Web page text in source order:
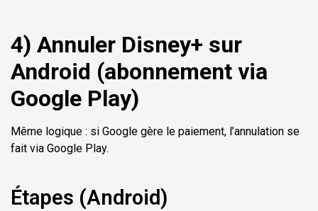
4) Annuler Disney+ sur
Android (abonnement via
Google Play)
Même logique : si Google gère le paiement, l’annulation se
fait via Google Play.
Étapes (Android)